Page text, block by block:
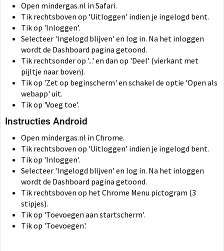
Open mindergas.nl in Safari.
Tik rechtsboven op 'Uitloggen' indien je ingelogd bent.
Tik op 'Inloggen'.
Selecteer 'Ingelogd blijven' en log in. Na het inloggen
wordt de Dashboard pagina getoond.
Tik rechtsonder op '...' en dan op 'Deel' (vierkant met
pijltje naar boven).
Tik op 'Zet op beginscherm' en schakel de optie 'Open als
webapp' uit.
Tik op 'Voeg toe'.
Instructies Android
Open mindergas.nl in Chrome.
Tik rechtsboven op 'Uitloggen' indien je ingelogd bent.
Tik op 'Inloggen'.
Selecteer 'Ingelogd blijven' en log in. Na het inloggen
wordt de Dashboard pagina getoond.
Tik rechtsboven op het Chrome Menu pictogram (3
stipjes).
Tik op 'Toevoegen aan startscherm'.
Tik op 'Toevoegen'.